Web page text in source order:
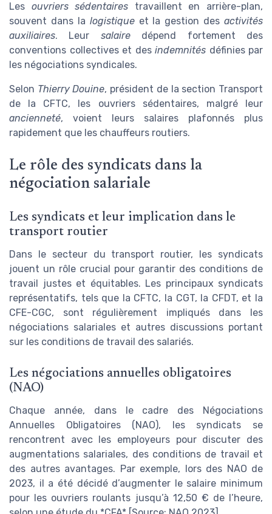
Les ouvriers sédentaires travaillent en arrière-plan,
souvent dans la logistiqueet la gestion des activités
auxiliaires. Leur salairedépend fortement des
conventions collectives et des indemnités définies par
les négociations syndicales.
Selon Thierry Douine, président de la section Transport
de la CFTC, les ouvriers sédentaires, malgré leur
ancienneté, voient leurs salaires plafonnés plus
rapidement que les chauffeurs routiers.
Le rôle des syndicats dans la
négociation salariale
Les syndicats et leur implication dans le
transport routier
Dans le secteur du transport routier, les syndicats
jouent un rôle crucial pour garantir des conditions de
travail justes et équitables. Les principaux syndicats
représentatifs, tels que la CFTC, la CGT, la CFDT, et la
CFE-CGC, sont régulièrement impliqués dans les
négociations salariales et autres discussions portant
sur les conditions de travail des salariés.
Les négociations annuelles obligatoires
(NAO)
Chaque année, dans le cadre des Négociations
Annuelles Obligatoires (NAO), les syndicats se
rencontrent avec les employeurs pour discuter des
augmentations salariales, des conditions de travail et
des autres avantages. Par exemple, lors des NAO de
2023, il a été décidé d’augmenter le salaire minimum
pour les ouvriers roulants jusqu’à 12,50 € de l’heure,